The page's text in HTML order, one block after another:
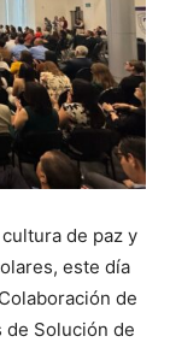
de paz y
este día
de
de Solución de